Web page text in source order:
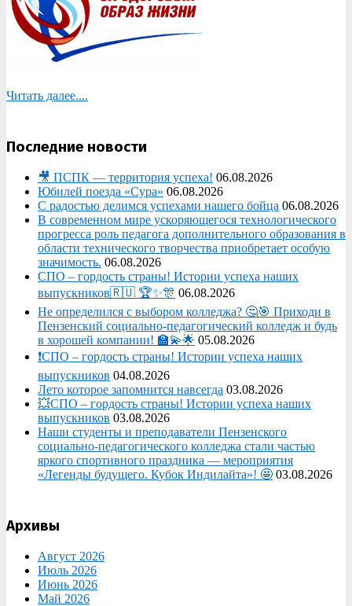
Читать далее....
Последние новости
🎥 ПСПК — территория успеха! 06.08.2026
Юбилей поезда «Сура» 06.08.2026
С радостью делимся успехами нашего бойца 06.08.2026
В современном мире ускоряющегося технологического
прогресса роль педагога дополнительного образования в
области технического творчества приобретает особую
значимость. 06.08.2026
СПО – гордость страны! Истории успеха наших
выпускников🇷🇺 🏆✨🎊 06.08.2026
Не определился с выбором колледжа? 🤔🎯 Приходи в
Пензенский социально-педагогический колледж и будь
в хорошей компании! 🏫💫🌟 05.08.2026
❗СПО – гордость страны! Истории успеха наших
выпускников 04.08.2026
Лето которое запомнится навсегда 03.08.2026
💥СПО – гордость страны! Истории успеха наших
выпускников 03.08.2026
Наши студенты и преподаватели Пензенского
социально‑педагогического колледжа стали частью
яркого спортивного праздника — мероприятия
«Легенды будущего. Кубок Индилайта»! 🤩 03.08.2026
Архивы
Август 2026
Июль 2026
Июнь 2026
Май 2026